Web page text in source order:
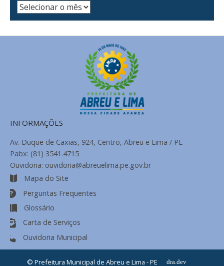
Arquivo
INFORMAÇÕES
Av. Duque de Caxias, 924, Centro, Abreu e Lima / PE
Pabx: (81) 3541.4715
Ouvidoria: ouvidoria@abreuelima.pe.gov.br
Mapa do Site
Perguntas Frequentes
Glossário
Carta de Serviços
Ouvidoria Municipal
© Prefeitura Municipal de Abreu e Lima - PE dra.dev